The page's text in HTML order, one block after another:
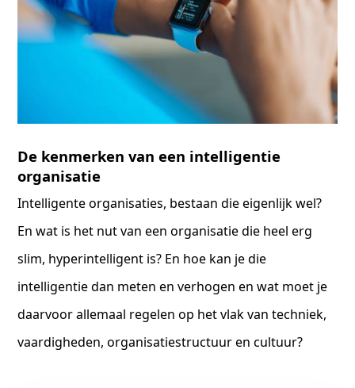
De kenmerken van een intelligentie
organisatie
Intelligente organisaties, bestaan die eigenlijk wel?
En wat is het nut van een organisatie die heel erg
slim, hyperintelligent is? En hoe kan je die
intelligentie dan meten en verhogen en wat moet je
daarvoor allemaal regelen op het vlak van techniek,
vaardigheden, organisatiestructuur en cultuur?